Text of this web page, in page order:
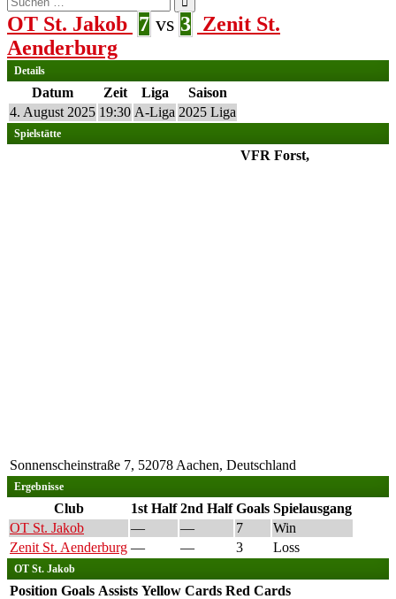
nach:
OT St. Jakob 7 vs 3 Zenit St.
Aenderburg
Details
Datum Zeit Liga
Saison
4. August 2025 19:30 A-Liga 2025 Liga
Spielstätte
VFR Forst,
Sonnenscheinstraße 7, 52078 Aachen, Deutschland
Ergebnisse
Club 1st Half 2nd Half Goals Spielausgang
OT St. Jakob
— — 7
Win
Zenit St. Aenderburg — — 3 Loss
OT St. Jakob
Position Goals Assists Yellow Cards Red Cards